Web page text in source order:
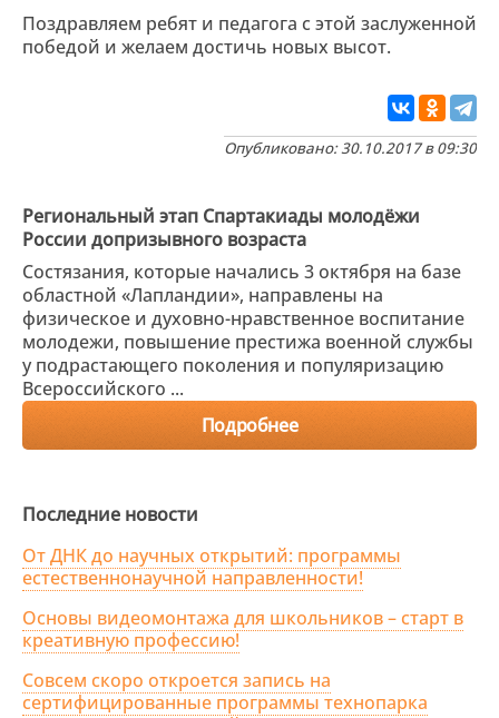
Поздравляем ребят и педагога с этой заслуженной
победой и желаем достичь новых высот.
Опубликовано: 30.10.2017 в 09:30
Региональный этап Спартакиады молодёжи
России допризывного возраста
Состязания, которые начались 3 октября на базе
областной «Лапландии», направлены на
физическое и духовно-нравственное воспитание
молодежи, повышение престижа военной службы
у подрастающего поколения и популяризацию
Всероссийского ...
Подробнее
Последние новости
От ДНК до научных открытий: программы
естественнонаучной направленности!
Основы видеомонтажа для школьников – старт в
креативную профессию!
Совсем скоро откроется запись на
сертифицированные программы технопарка